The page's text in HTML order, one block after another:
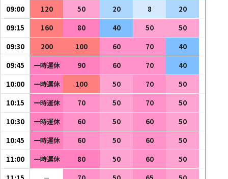
09:00 120 50 20 8 20
09:15
160 80 40 50 50
09:30
200 100 60 70 40
09:45
一時運休 90 60 70 40
10:00
一時運休 100 50 70 50
10:15
一時運休 70 50 70 50
10:30
一時運休 60 50 60 50
10:45
一時運休 60 50 60 50
11:00
一時運休 80 50 60 50